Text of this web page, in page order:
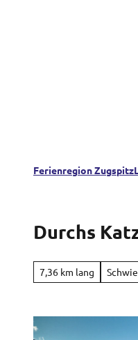
Ferienregion
Durchs
7,36 km lang